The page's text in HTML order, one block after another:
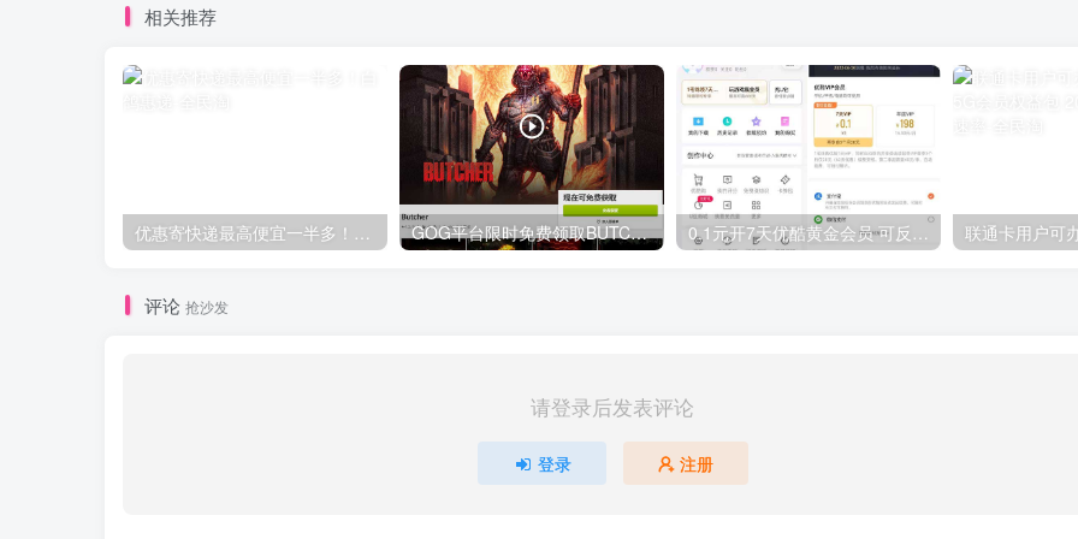
相关推荐
优惠寄快递最高便宜一半多！白鸽惠递 GOG平台限时免费领取BUTCHER（屠夫） 0.1元开7天优酷黄金会员 可反复开通需要关闭自动续费
评论 抢沙发
请登录后发表评论
登录 注册